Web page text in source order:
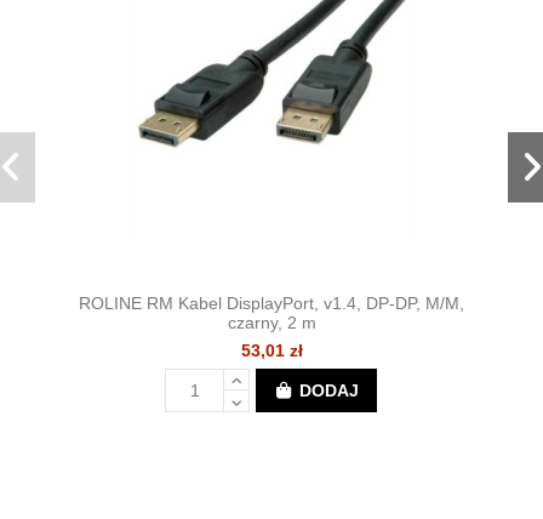
ROLINE RM Kabel DisplayPort, v1.4, DP-DP, M/M,
czarny, 2 m
53,01 zł
DODAJ